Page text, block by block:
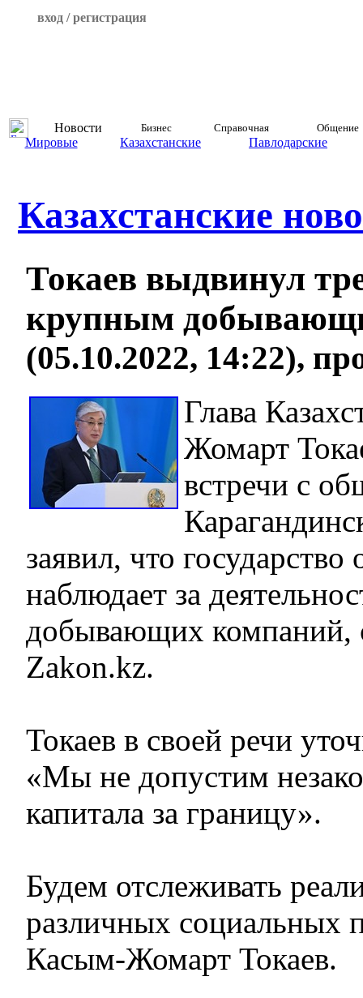
вход / регистрация
Новости Бизнес Справочная Общение
Мировые Казахстанские Павлодарские
Казахстанские
Токаев выдвинул
крупным
(05.10.2022, 14:22),
Глава
Жомарт
встречи с
заявил, что
наблюдает за
добывающих компаний,
Zakon.kz.
Токаев в своей речи
«Мы не допустим
капитала за границу».
Будем отслеживать
различных
Касым-Жомарт Токаев.